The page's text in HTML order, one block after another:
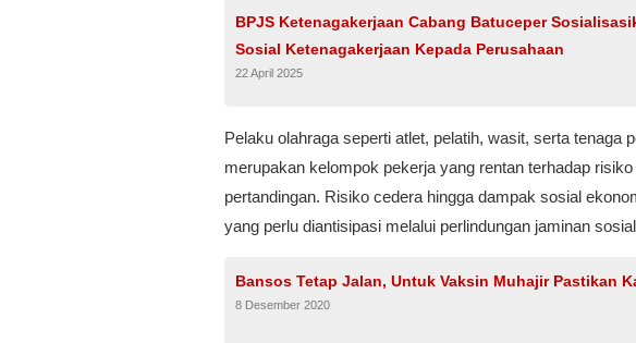
BPJS Ketenagakerjaan Cabang Batuceper
Sosial Ketenagakerjaan Kepada Perusahaan
22 April 2025
Pelaku olahraga seperti atlet, pelatih, wasit, serta tenaga
merupakan kelompok pekerja yang rentan terhadap
pertandingan. Risiko cedera hingga dampak sosial
yang perlu diantisipasi melalui perlindungan jaminan
Bansos Tetap Jalan, Untuk Vaksin Muhajir Pastikan
8 Desember 2020